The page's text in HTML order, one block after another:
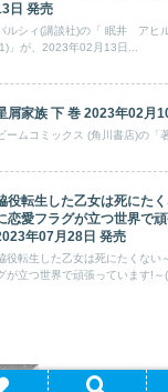
日 発売
ルシィ(講談社)の「 眠井 アヒ
」が、2023年02月13日...
屑家族 下 巻 2023年02月
役転生した乙女は死にた
恋愛フラグが立つ世界で
年07月28日 発売
役転生した乙女は死にたくない
が立つ世界で頑張っています!～(